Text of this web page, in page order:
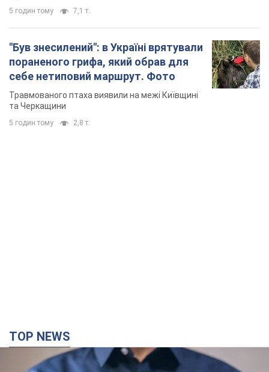
5 годин тому 7,1 т.
"Був знесилений": в Україні врятували
пораненого грифа, який обрав для
себе нетиповий маршрут. Фото
Травмованого птаха виявили на межі Київщині
та Черкащини
5 годин тому 2,8 т.
TOP NEWS